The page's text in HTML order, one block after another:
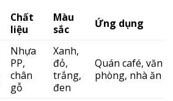
Chất
liệu
Màu
sắc
Ứng dụng
Nhựa
PP,
chân
gỗ
Xanh,
đỏ,
trắng,
đen
Quán café, văn
phòng, nhà ăn